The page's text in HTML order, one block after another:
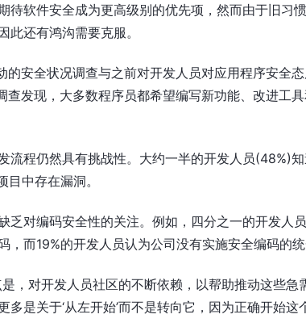
待软件安全成为更高级别的优先项，然而由于旧习
此还有鸿沟需要克服。
安全状况调查与之前对开发人员对应用程序安全态
发现，大多数程序员都希望编写新功能、改进工具
流程仍然具有挑战性。大约一半的开发人员(48%)
中存在漏洞。
乏对编码安全性的关注。例如，四分之一的开发人
而19%的开发人员认为公司没有实施安全编码的统
，对开发人员社区的不断依赖，以帮助推动这些急
是关于‘从左开始’而不是转向它，因为正确开始这